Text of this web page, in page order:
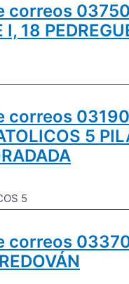
correos
I, 18
correos
5
5
correos